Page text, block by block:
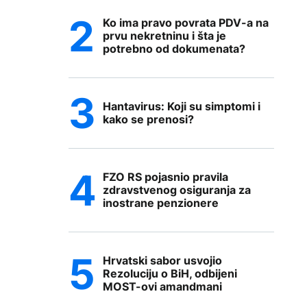
Ko ima pravo povrata PDV-a na
prvu nekretninu i šta je
potrebno od dokumenata?
Hantavirus: Koji su simptomi i
kako se prenosi?
FZO RS pojasnio pravila
zdravstvenog osiguranja za
inostrane penzionere
Hrvatski sabor usvojio
Rezoluciju o BiH, odbijeni
MOST-ovi amandmani